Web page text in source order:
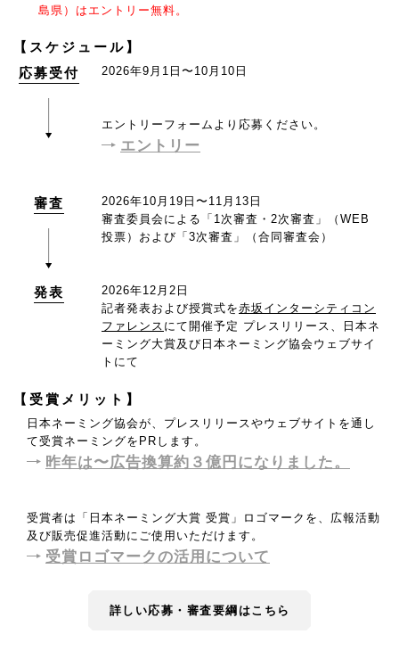
島県）はエントリー無料。
【スケジュール】
応募受付
2026年9月1日〜10月10日
エントリーフォームより応募ください。
エントリー
審査
2026年10月19日〜11月13日
審査委員会による「1次審査・2次審査」（WEB
投票）および「3次審査」（合同審査会）
発表
2026年12月2日
記者発表および授賞式を赤坂インターシティコン
ファレンス にて開催予定 プレスリリース、日本ネ
ーミング大賞及び日本ネーミング協会ウェブサイ
トにて
【受賞メリット】
日本ネーミング協会が、プレスリリースやウェブサイトを通し
て受賞ネーミングをPRします。
昨年は〜広告換算約３億円になりました。
受賞者は「日本ネーミング大賞 受賞」ロゴマークを、広報活動
及び販売促進活動にご使用いただけます。
受賞ロゴマークの活用について
詳しい応募・審査要綱はこちら